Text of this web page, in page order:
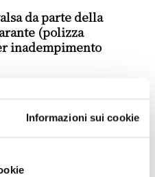
Informazioni sui cookie
da parte della
(polizza
inadempimento